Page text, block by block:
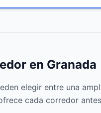
en Granada
elegir entre una
cada corredor